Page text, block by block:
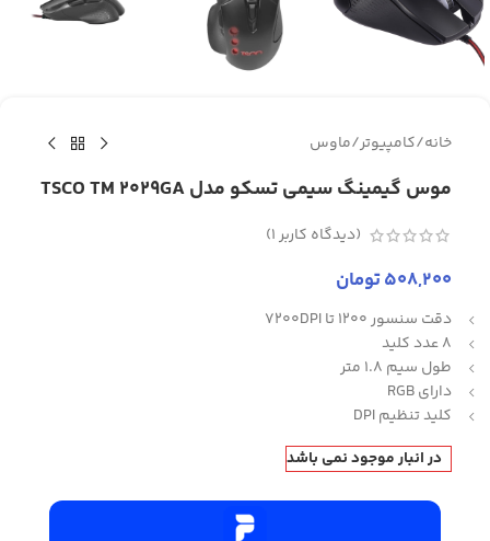
خانه/کامپیوتر/ماوس
موس گیمینگ سیمی تسکو مدل TSCO TM 2029GA
(دیدگاه کاربر1
)
508,200تومان
دقت سنسور 1200 تا 7200DPI
8 عدد کلید
طول سیم 1.8 متر
دارای RGB
کلید تنظیم DPI
در انبار موجود نمی باشد